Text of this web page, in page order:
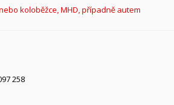
koloběžce, MHD, případně autem
258